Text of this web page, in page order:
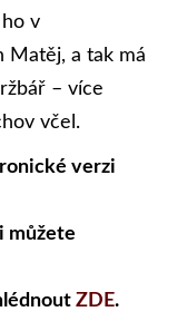
v
Matěj, a tak má
– více
včel.
verzi
můžete
ZDE.